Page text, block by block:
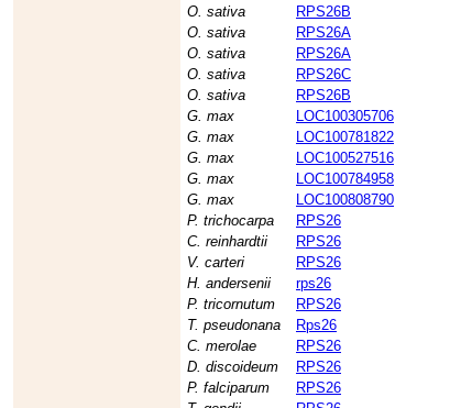
O. sativa
RPS26B
O. sativa
RPS26A
O. sativa
RPS26A
O. sativa
RPS26C
O. sativa
RPS26B
G. max
LOC100305706
G. max
LOC100781822
G. max
LOC100527516
G. max
LOC100784958
G. max
LOC100808790
P. trichocarpa
RPS26
C. reinhardtii
RPS26
V. carteri
RPS26
H. andersenii
rps26
P. tricornutum
RPS26
T. pseudonana
Rps26
C. merolae
RPS26
D. discoideum
RPS26
P. falciparum
RPS26